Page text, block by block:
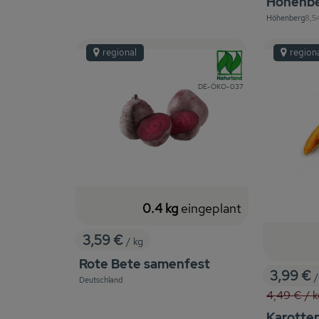
, Herkunft:
Höhenberg,
, Preis:
3,59 € / kg
Rote Bete samenfest
, Herkunft:
Deutschland
0.4 kg eingeplant
, Verband:
, Kontrollstelle:
DE-ÖKO-037
regional
, Preis:
3,99 €
, Alter
4,49 €/